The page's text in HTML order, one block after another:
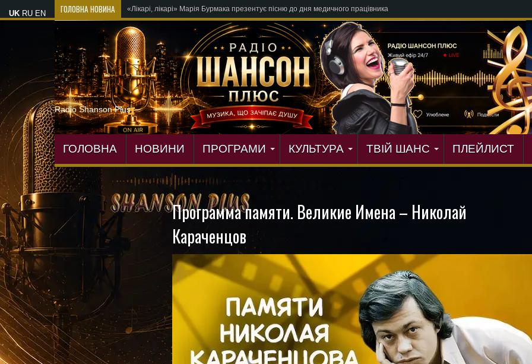
ГОЛОВНА НОВИНА OKSANA VOYAGE зізн
Radio Shanson Plus
ГОЛОВНА НОВИНИ ПРОГРАМИ КУЛЬТУРА ТВІЙ ШАНС ПЛЕЙЛИСТ
Программа памяти. Великие Имена – Николай
Караченцов
UK RU EN